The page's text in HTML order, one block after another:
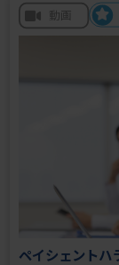
ペイシェントハ
動画